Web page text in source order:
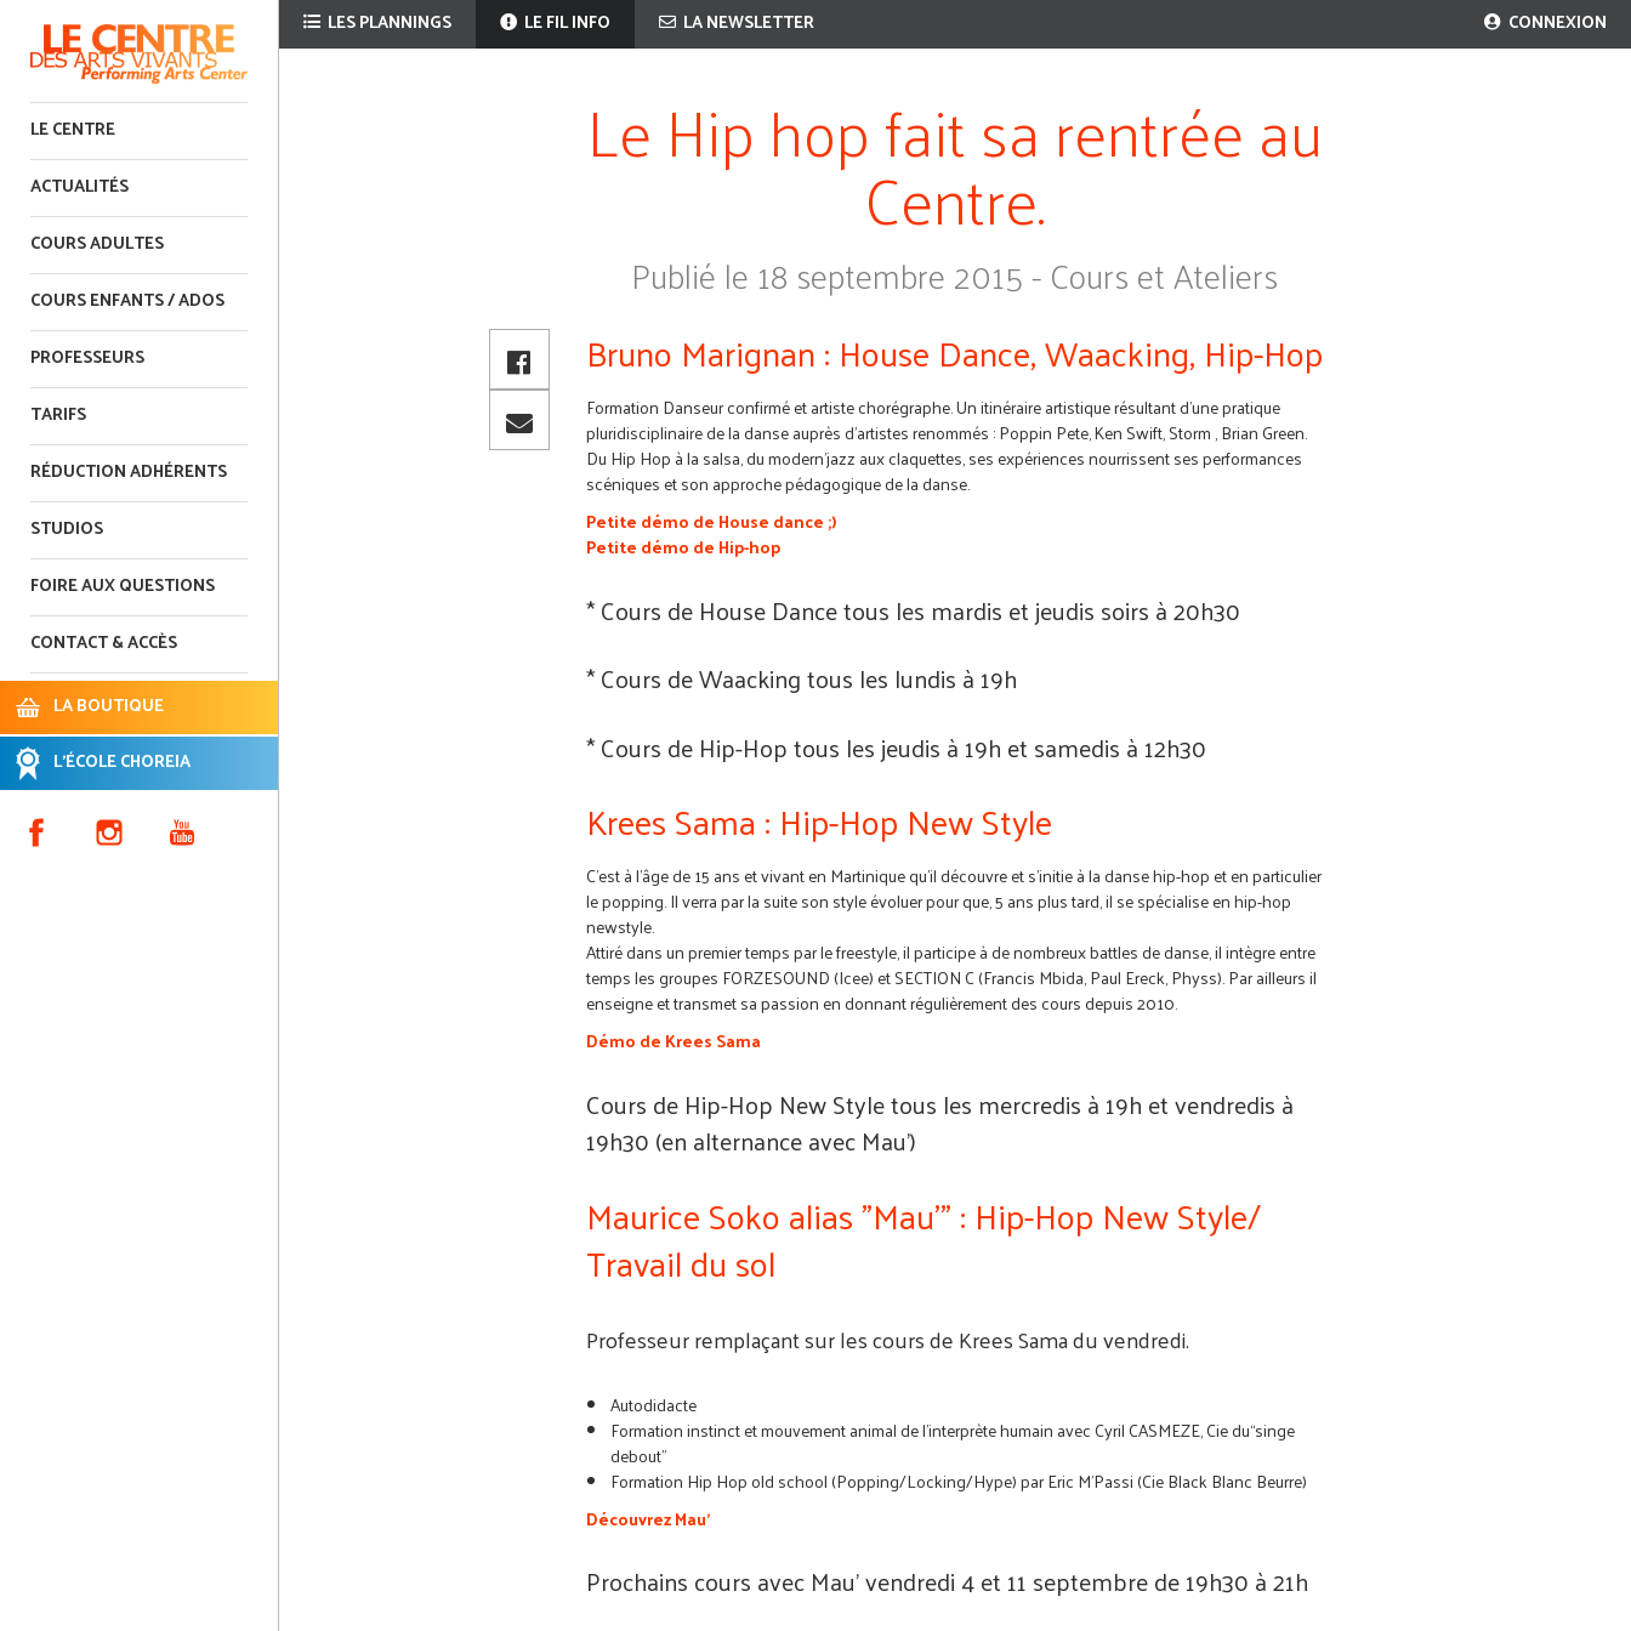
LE CENTRE
ACTUALITÉS
COURS ADULTES
COURS ENFANTS / ADOS
PROFESSEURS
TARIFS
RÉDUCTION ADHÉRENTS
STUDIOS
FOIRE AUX QUESTIONS
CONTACT & ACCÈS
LA BOUTIQUE
L'ÉCOLE CHOREIA
LES PLANNINGS LE FIL INFO LA NEWSLETTER CONNEXION
Le Hip hop fait sa rentrée au
Centre.
Publié le 18 septembre 2015 - Cours et Ateliers
Bruno Marignan : House Dance, Waacking, Hip-Hop
Formation Danseur confirmé et artiste chorégraphe. Un itinéraire artistique résultant d'une pratique
pluridisciplinaire de la danse auprès d'artistes renommés : Poppin Pete, Ken Swift, Storm , Brian Green.
Du Hip Hop à la salsa, du modern'jazz aux claquettes, ses expériences nourrissent ses performances
scéniques et son approche pédagogique de la danse.
Petite démo de House dance ;)
Petite démo de Hip-hop
* Cours de House Dance tous les mardis et jeudis soirs à 20h30
* Cours de Waacking tous les lundis à 19h
* Cours de Hip-Hop tous les jeudis à 19h et samedis à 12h30
Krees Sama : Hip-Hop New Style
C'est à l'âge de 15 ans et vivant en Martinique qu'il découvre et s'initie à la danse hip-hop et en particulier
le popping. Il verra par la suite son style évoluer pour que, 5 ans plus tard, il se spécialise en hip-hop
newstyle.
Attiré dans un premier temps par le freestyle, il participe à de nombreux battles de danse, il intègre entre
temps les groupes FORZESOUND (Icee) et SECTION C (Francis Mbida, Paul Ereck, Physs). Par ailleurs il
enseigne et transmet sa passion en donnant régulièrement des cours depuis 2010.
Démo de Krees Sama
Cours de Hip-Hop New Style tous les mercredis à 19h et vendredis à
19h30 (en alternance avec Mau')
Maurice Soko alias "Mau'" : Hip-Hop New Style/
Travail du sol
Professeur remplaçant sur les cours de Krees Sama du vendredi.
Autodidacte
Formation instinct et mouvement animal de l’interprète humain avec Cyril CASMEZE, Cie du“singe
debout”
Formation Hip Hop old school (Popping/Locking/Hype) par Eric M’Passi (Cie Black Blanc Beurre)
Découvrez Mau'
Prochains cours avec Mau' vendredi 4 et 11 septembre de 19h30 à 21h